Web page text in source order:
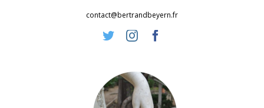
contact@bertrandbeyern.fr
TwitterInstagram